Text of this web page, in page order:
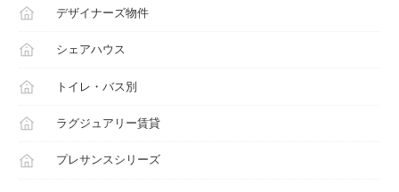
デザイナーズ物件
シェアハウス
トイレ・バス別
ラグジュアリー賃貸
プレサンスシリーズ